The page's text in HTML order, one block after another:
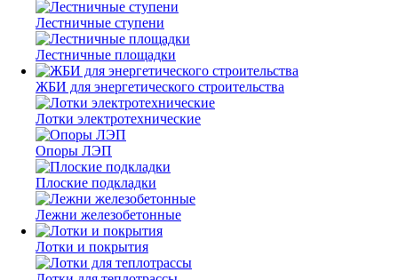
Лестничные ступени
Лестничные площадки
ЖБИ для энергетического строительства
Лотки электротехнические
Опоры ЛЭП
Плоские подкладки
Лежни железобетонные
Лотки и покрытия